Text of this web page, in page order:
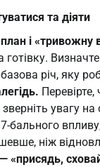
та діяти
і «тривожну
готівку.
річ, яку
увагу
бального
ніж
«присядь,